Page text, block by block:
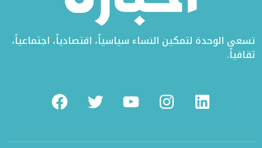
تسعى الوحدة لتمكين النساء سياسياً، اقتصادياً، اجتماعياً،
ثقافياً.
FacebookTwitterYoutubeInstagramLinkedin